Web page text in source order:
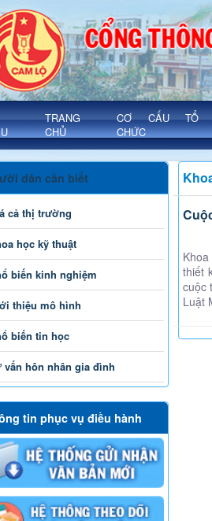
- Xã Cam Lộ
TRANG
CHỦ
CƠ CẤU TỔ
CHỨC
dân cần biết
cả thị trường
học kỹ thuật
biến kinh nghiệm
thiệu mô hình
biến tin học
vấn hôn nhân gia đình
tin phục vụ điều hành
thiết
cuộc
Luật